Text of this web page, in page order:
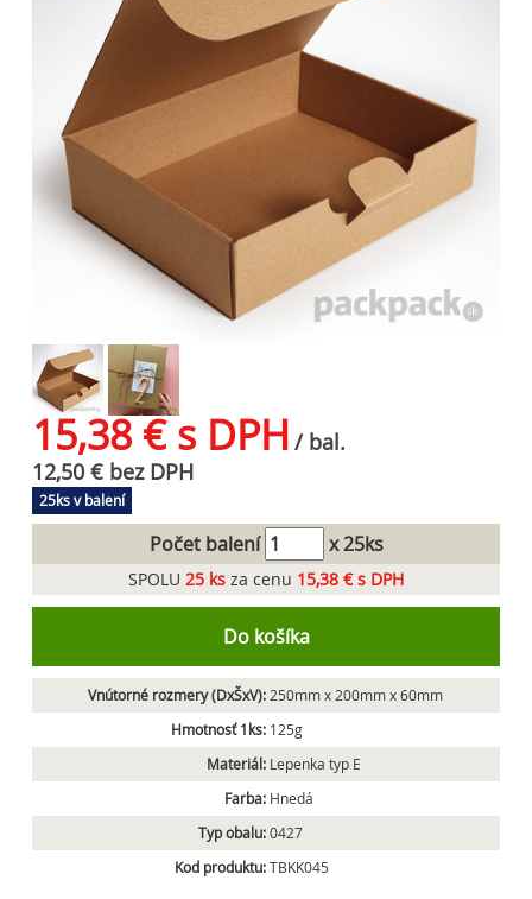
15,38 € s DPH / bal.
12,50 € bez DPH
25ks v balení
Počet balení x 25ks
SPOLU 25 ks za cenu 15,38 € s DPH
Do košíka
Vnútorné rozmery (DxŠxV): 250mm x 200mm x 60mm
Hmotnosť 1ks: 125g
Materiál: Lepenka typ E
Farba: Hnedá
Typ obalu:0427
Kod produktu:TBKK045